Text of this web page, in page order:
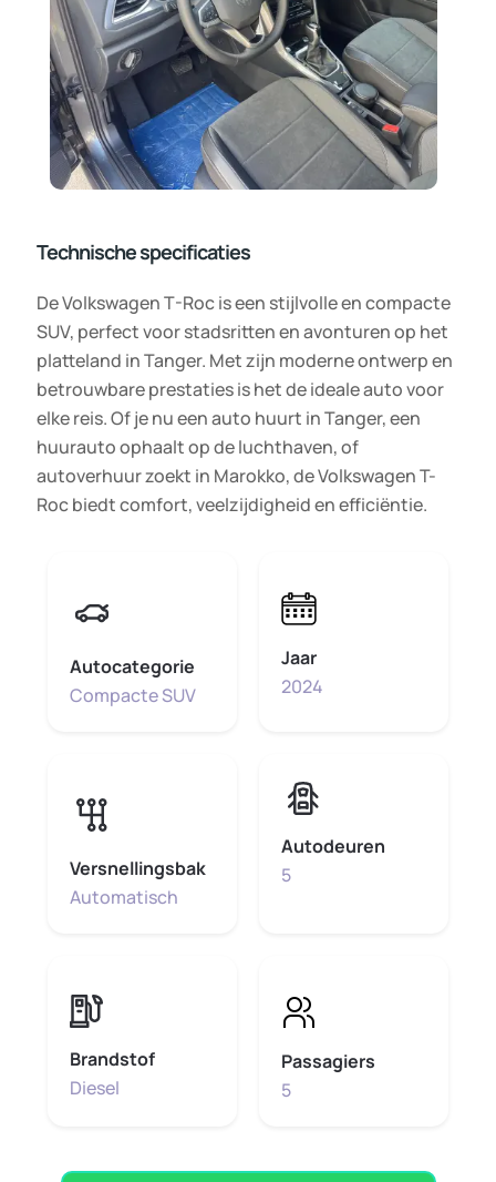
Technische specificaties
De Volkswagen T-Roc is een stijlvolle en compacte
SUV, perfect voor stadsritten en avonturen op het
platteland in Tanger. Met zijn moderne ontwerp en
betrouwbare prestaties is het de ideale auto voor
elke reis. Of je nu een auto huurt in Tanger, een
huurauto ophaalt op de luchthaven, of
autoverhuur zoekt in Marokko, de Volkswagen T-
Roc biedt comfort, veelzijdigheid en efficiëntie.
Autocategorie
Compacte SUV
Jaar
2024
Versnellingsbak
Automatisch
Autodeuren
5
Brandstof
Diesel
Passagiers
5